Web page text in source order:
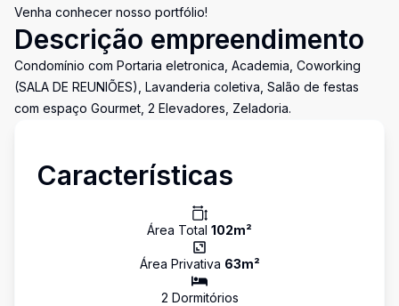
Venha conhecer nosso portfólio!
Descrição empreendimento
Condomínio com Portaria eletronica, Academia, Coworking
(SALA DE REUNIÕES), Lavanderia coletiva, Salão de festas
com espaço Gourmet, 2 Elevadores, Zeladoria.
Características
Área Total 102m²
Área Privativa 63m²
2 Dormitórios